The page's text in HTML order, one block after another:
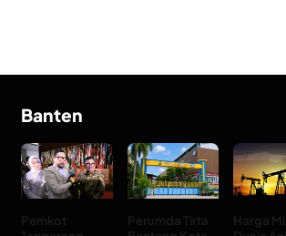
Banten
Pemkot
Perumda Tirta
Harga